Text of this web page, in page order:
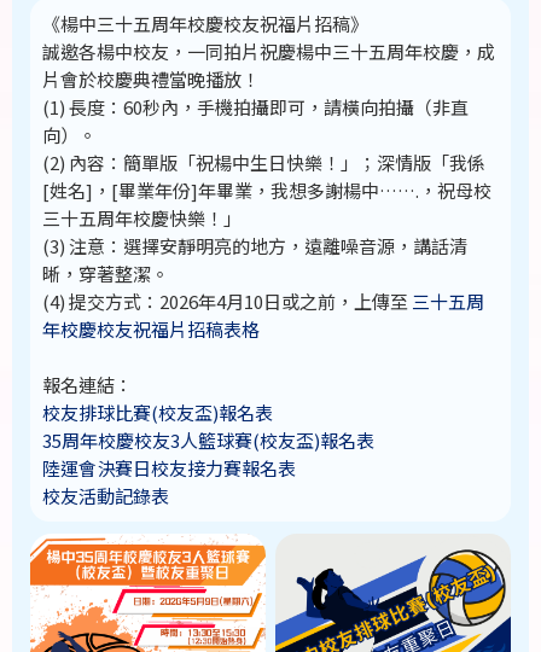
《楊中三十五周年校慶校友祝福片招稿》
誠邀各楊中校友，一同拍片祝慶楊中三十五周年校慶，成
片會於校慶典禮當晚播放！
(1) 長度：60秒內，手機拍攝即可，請橫向拍攝（非直
向）。
(2) 內容：簡單版「祝楊中生日快樂！」；深情版「我係
[姓名]，[畢業年份]年畢業，我想多謝楊中…….，祝母校
三十五周年校慶快樂！」
(3) 注意：選擇安靜明亮的地方，遠離噪音源，講話清
晰，穿著整潔。
(4) 提交方式：2026年4月10日或之前，上傳至 三十五周
年校慶校友祝福片招稿表格
報名連結：
校友排球比賽(校友盃)報名表
35周年校慶校友3人籃球賽(校友盃)報名表
陸運會決賽日校友接力賽報名表
校友活動記錄表